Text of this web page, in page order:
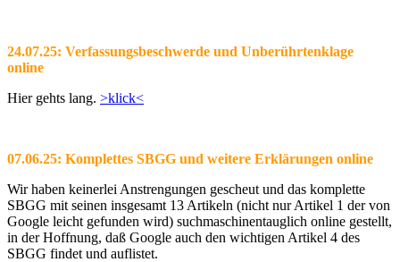
24.07.25: Verfassungsbeschwerde und Unberührtenklage
online
Hier gehts lang. >klick<
07.06.25: Komplettes SBGG und weitere Erklärungen online
Wir haben keinerlei Anstrengungen gescheut und das komplette
SBGG mit seinen insgesamt 13 Artikeln (nicht nur Artikel 1 der von
Google leicht gefunden wird) suchmaschinentauglich online gestellt,
in der Hoffnung, daß Google auch den wichtigen Artikel 4 des
SBGG findet und auflistet.